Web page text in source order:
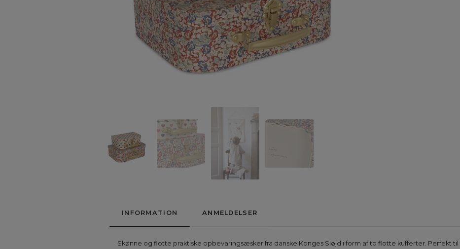
INFORMATION ANMELDELSER
Skønne og flotte praktiske opbevaringsæsker fra danske Konges Sløjd i form af to flotte kufferter. Perfekt